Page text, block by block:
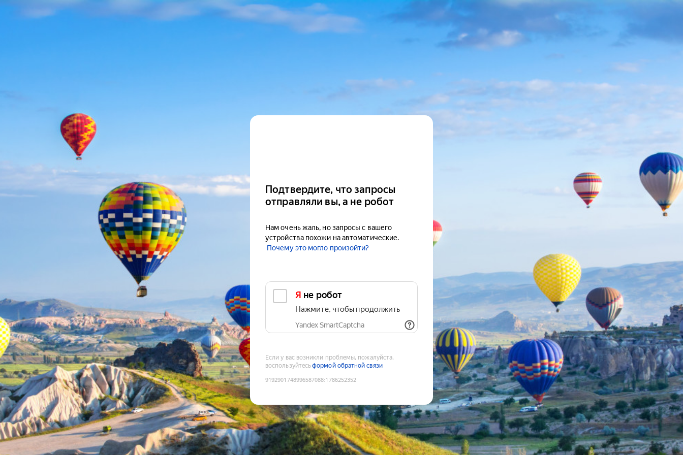
Подтвердите, что запросы
отправляли вы, а не робот
Нам очень жаль, но запросы с вашего
устройства похожи на автоматические.
Почему это могло произойти?
Я не робот
Нажмите, чтобы продолжить
Yandex SmartCaptcha
Если у вас возникли проблемы, пожалуйста,
воспользуйтесьформой обратной связи
9192901748996587088:1786252352